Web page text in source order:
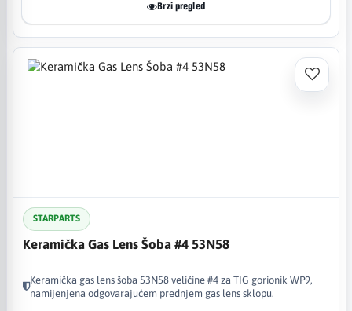
Brzi pregled
STARPARTS
Keramička Gas Lens Šoba #4 53N58
Keramička gas lens šoba 53N58 veličine #4 za TIG gorionik WP9,
namijenjena odgovarajućem prednjem gas lens sklopu.